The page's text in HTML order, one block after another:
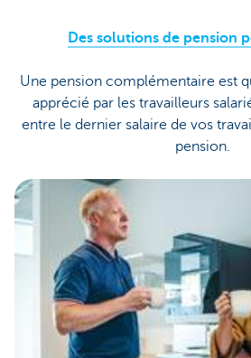
Des solutions de pension
Une pension complémentaire est
apprécié par les travailleurs
entre le dernier salaire de vos
pension.